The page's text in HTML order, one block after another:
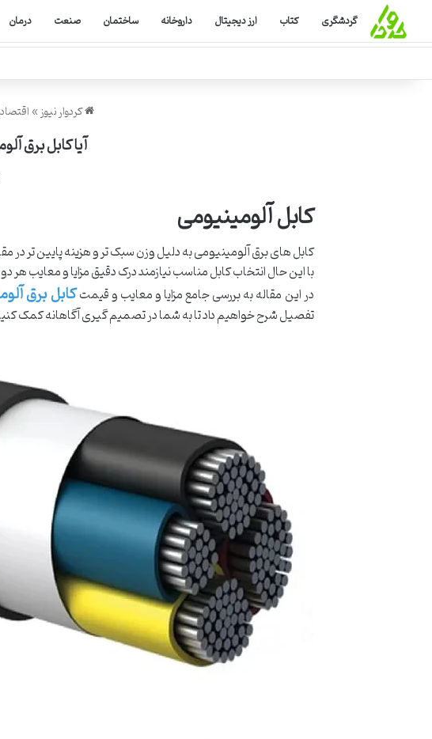
گردشگری کتاب ارز دیجیتال داروخانه ساختمان صنعت درمان
کردوار نیوز»
آیا کابل برق
کابل آلومینیومی
کابل های برق آلومینیومی به دلیل وزن سبک تر و هزینه پایین تر
با این حال انتخاب کابل مناسب نیازمند درک دقیق مزایا و معایب هر
در این مقاله به بررسی جامع مزایا و معایب و قیمتکابل برق
تفصیل شرح خواهیم داد تا به شما در تصمیم گیری آگاهانه کمک